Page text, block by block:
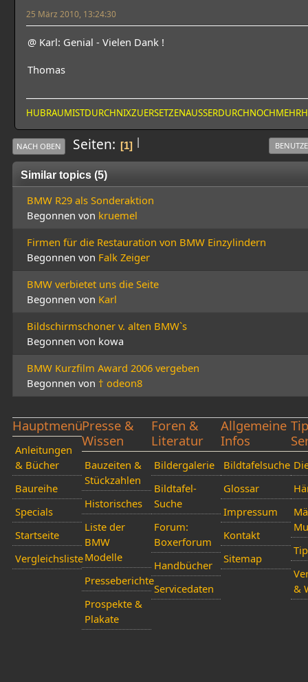
25 März 2010, 13:24:30
@ Karl: Genial - Vielen Dank !
Thomas
|
NACH OBEN Seiten 1
Similar topics (5)
BMW R29 als Sonderaktion
Begonnen von kruemel
Firmen für die Restauration von BMW Einzylindern
Begonnen von Falk Zeiger
BMW verbietet uns die Seite
Begonnen von Karl
Bildschirmschoner v. alten BMW`s
Begonnen von kowa
BMW Kurzfilm Award 2006 vergeben
Begonnen von † odeon8
Hauptmenü
Anleitungen
& Bücher
Baureihe
Specials
Startseite
Vergleichsliste
Presse &
Wissen
Bauzeiten &
Stückzahlen
Historisches
Liste der
BMW
Modelle
Presseberichte
Prospekte &
Plakate
Foren &
Literatur
Bildergalerie
Bildtafel-
Suche
Forum:
Boxerforum
Handbücher
Servicedaten
Allgemeine
Infos
Bildtafelsuche
Glossar
Impressum
Kontakt
Sitemap
&